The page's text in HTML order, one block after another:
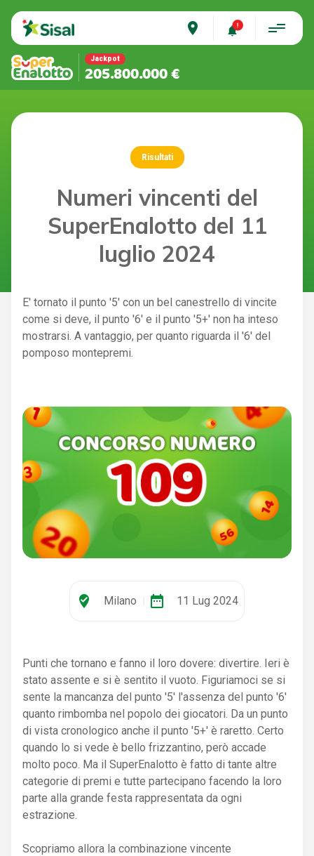
place
Jackpot
205.800.000 €
Risultati
Numeri vincenti del
SuperEnalotto del 11
luglio 2024
E' tornato il punto '5' con un bel canestrello di vincite
come si deve, il punto '6' e il punto '5+' non ha inteso
mostrarsi. A vantaggio, per quanto riguarda il '6' del
pomposo montepremi.
where_to_vote Milano date_range 11 Lug 2024
Punti che tornano e fanno il loro dovere: divertire. Ieri è
stato assente e si è sentito il vuoto. Figuriamoci se si
sente la mancanza del punto '5' l'assenza del punto '6'
quanto rimbomba nel popolo dei giocatori. Da un punto
di vista cronologico anche il punto '5+' è raretto. Certo
quando lo si vede è bello frizzantino, però accade
molto poco. Ma il SuperEnalotto è fatto di tante altre
categorie di premi e tutte partecipano facendo la loro
parte alla grande festa rappresentata da ogni
estrazione.
Scopriamo allora la combinazione vincente